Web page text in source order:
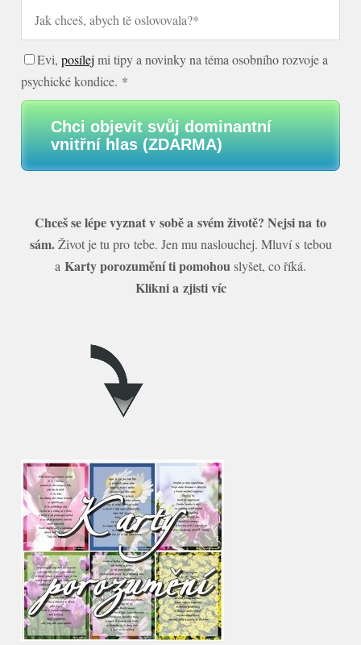
Evi,posílej mi tipy a novinky na téma osobního rozvoje a
psychické kondice. *
Chci objevit svůj dominantní
vnitřní hlas (ZDARMA)
Chceš se lépe vyznat v sobě a svém životě? Nejsi na to
sám.Život je tu pro tebe. Jen mu naslouchej. Mluví s tebou
a Karty porozumění ti pomohouslyšet, co říká.
Klikni a zjisti víc